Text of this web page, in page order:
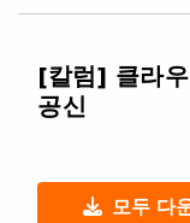
[칼럼] 클라
공신
모두 다